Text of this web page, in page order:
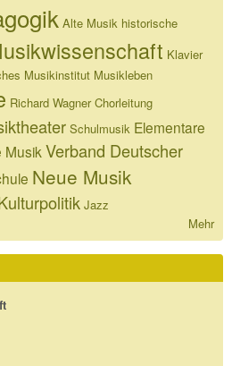
Alte Musik historische
Klavier
Musikinstitut Musikleben
Richard Wagner Chorleitung
Schulmusik Elementare
Musik Verband Deutscher
Neue Musik
Jazz
Mehr